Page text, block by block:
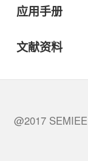
应用手册
文献资料
@2017 SEMIEE